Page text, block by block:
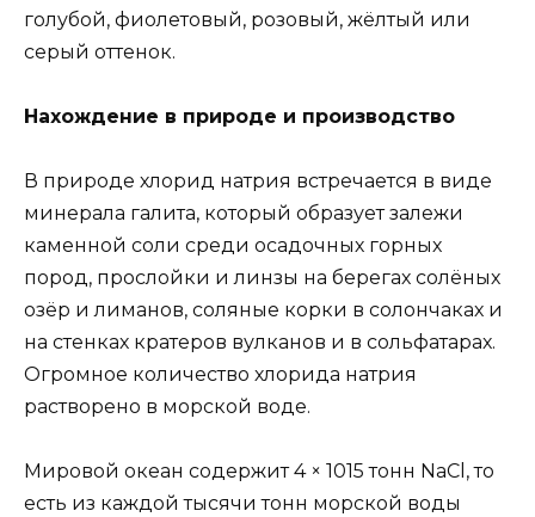
голубой, фиолетовый, розовый, жёлтый или
серый оттенок.
Нахождение в природе и производство
В природе хлорид натрия встречается в виде
минерала галита, который образует залежи
каменной соли среди осадочных горных
пород, прослойки и линзы на берегах солёных
озёр и лиманов, соляные корки в солончаках и
на стенках кратеров вулканов и в сольфатарах.
Огромное количество хлорида натрия
растворено в морской воде.
Мировой океан содержит 4 × 1015 тонн NaCl, то
есть из каждой тысячи тонн морской воды